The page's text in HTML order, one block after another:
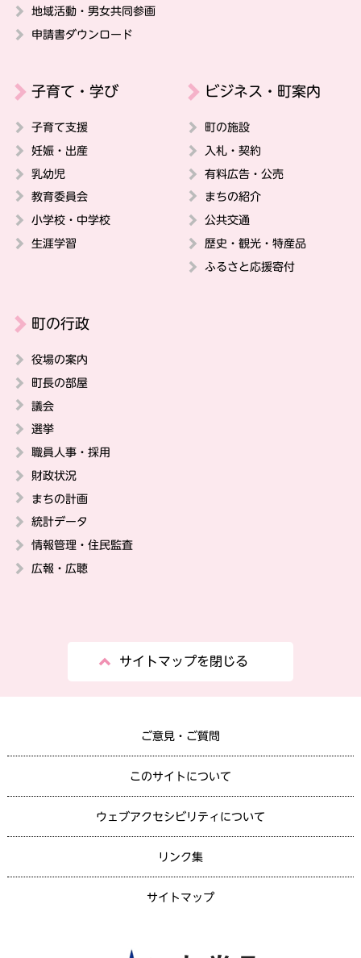
地域活動・男女共同参画
申請書ダウンロード
子育て・学び
子育て支援
妊娠・出産
乳幼児
教育委員会
小学校・中学校
生涯学習
ビジネス・町案内
町の施設
入札・契約
有料広告・公売
まちの紹介
公共交通
歴史・観光・特産品
ふるさと応援寄付
町の行政
役場の案内
町長の部屋
議会
選挙
職員人事・採用
財政状況
まちの計画
統計データ
情報管理・住民監査
広報・広聴
サイトマップを閉じる
ご意見・ご質問
このサイトについて
ウェブアクセシビリティについて
リンク集
サイトマップ